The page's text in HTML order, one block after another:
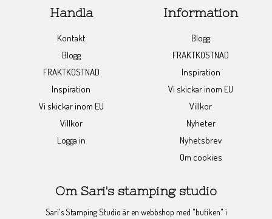
Handla
Kontakt
Blogg
FRAKTKOSTNAD
Inspiration
Vi skickar inom EU
Villkor
Logga in
Information
Blogg
FRAKTKOSTNAD
Inspiration
Vi skickar inom EU
Villkor
Nyheter
Nyhetsbrev
Om cookies
Om Sari's stamping studio
Sari's Stamping Studio är en webbshop med "butiken" i